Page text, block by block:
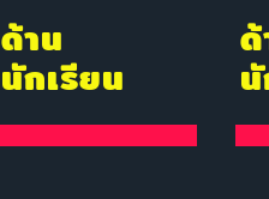
ด้าน
นักเรียน